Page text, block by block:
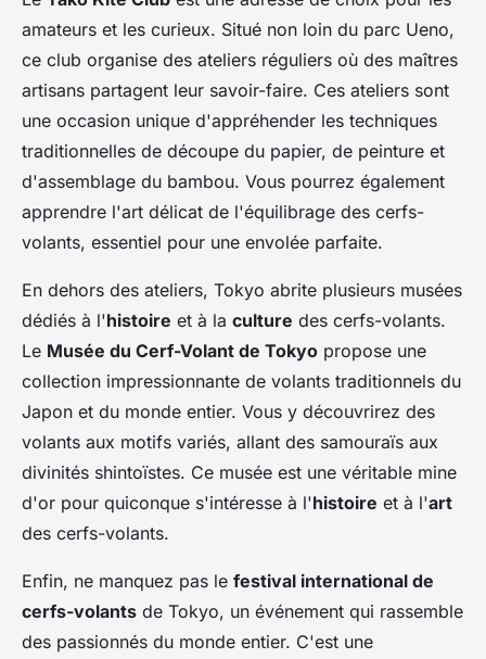
amateurs et les curieux. Situé non loin du parc Ueno,
ce club organise des ateliers réguliers où des maîtres
artisans partagent leur savoir-faire. Ces ateliers sont
une occasion unique d'appréhender les techniques
traditionnelles de découpe du papier, de peinture et
d'assemblage du bambou. Vous pourrez également
apprendre l'art délicat de l'équilibrage des cerfs-
volants, essentiel pour une envolée parfaite.
En dehors des ateliers, Tokyo abrite plusieurs musées
dédiés à l'histoire et à la culture des cerfs-volants.
Le Musée du Cerf-Volant de Tokyo propose une
collection impressionnante de volants traditionnels du
Japon et du monde entier. Vous y découvrirez des
volants aux motifs variés, allant des samouraïs aux
divinités shintoïstes. Ce musée est une véritable mine
d'or pour quiconque s'intéresse à l'histoire et à l'art
des cerfs-volants.
Enfin, ne manquez pas le festival international de
cerfs-volants de Tokyo, un événement qui rassemble
des passionnés du monde entier. C'est une